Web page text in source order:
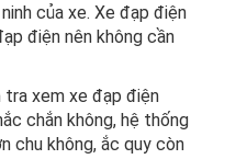
của xe. Xe đạp điện
điện nên không cần
tra xem xe đạp điện
chắn không, hệ thống
chu không, ắc quy còn